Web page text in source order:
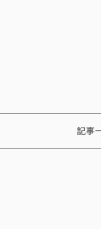
記事